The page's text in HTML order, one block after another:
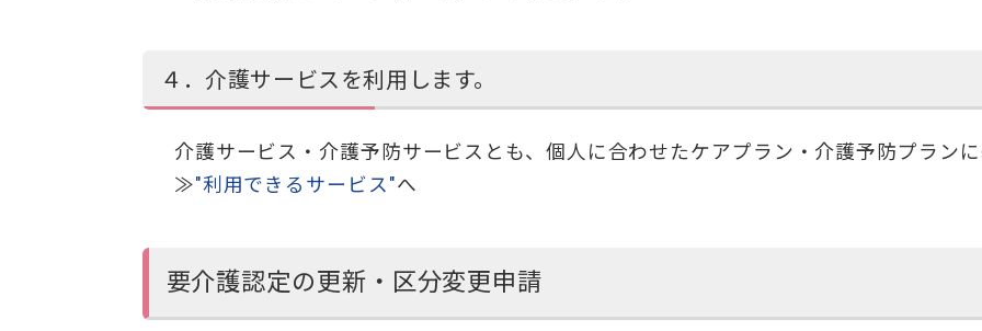
４．介護サービスを利用します。
介護サービス・介護予防サービスとも、個人に合わせたケアプラン・介護予防プランに
≫"利用できるサービス"へ
要介護認定の更新・区分変更申請